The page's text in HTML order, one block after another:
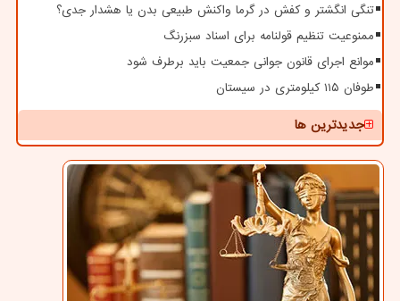
تنگی انگشتر و کفش در گرما واکنش طبیعی بدن یا هشدار جدی؟
ممنوعیت تنظیم قولنامه برای اسناد سبزرنگ
موانع اجرای قانون جوانی جمعیت باید برطرف شود
طوفان ۱۱۵ کیلومتری در سیستان
جدیدترین ها